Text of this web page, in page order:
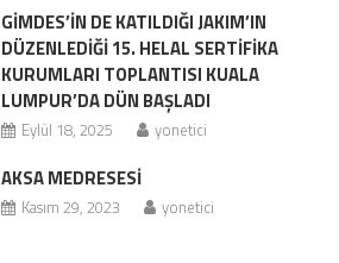
GİMDES’İN DE KATILDIĞI JAKIM’IN
DÜZENLEDİĞİ 15. HELAL SERTİFİKA
KURUMLARI TOPLANTISI KUALA
LUMPUR’DA DÜN BAŞLADI
Eylül 18, 2025 yonetici
AKSA MEDRESESİ
Kasım 29, 2023 yonetici